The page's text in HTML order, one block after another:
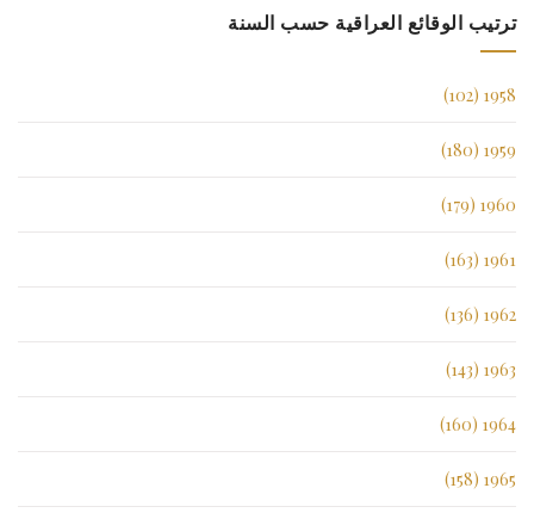
ترتيب الوقائع العراقية حسب السنة
1958 (102)
1959 (180)
1960 (179)
1961 (163)
1962 (136)
1963 (143)
1964 (160)
1965 (158)